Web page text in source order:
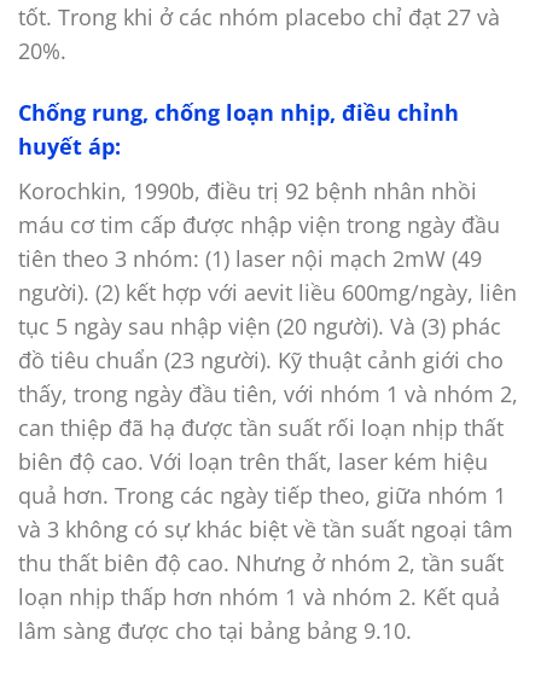
tốt. Trong khi ở các nhóm placebo chỉ đạt 27 và
20%.
Chống rung, chống loạn nhịp, điều chỉnh
huyết áp:
Korochkin, 1990b, điều trị 92 bệnh nhân nhồi
máu cơ tim cấp được nhập viện trong ngày đầu
tiên theo 3 nhóm: (1) laser nội mạch 2mW (49
người). (2) kết hợp với aevit liều 600mg/ngày, liên
tục 5 ngày sau nhập viện (20 người). Và (3) phác
đồ tiêu chuẩn (23 người). Kỹ thuật cảnh giới cho
thấy, trong ngày đầu tiên, với nhóm 1 và nhóm 2,
can thiệp đã hạ được tần suất rối loạn nhịp thất
biên độ cao. Với loạn trên thất, laser kém hiệu
quả hơn. Trong các ngày tiếp theo, giữa nhóm 1
và 3 không có sự khác biệt về tần suất ngoại tâm
thu thất biên độ cao. Nhưng ở nhóm 2, tần suất
loạn nhịp thấp hơn nhóm 1 và nhóm 2. Kết quả
lâm sàng được cho tại bảng bảng 9.10.